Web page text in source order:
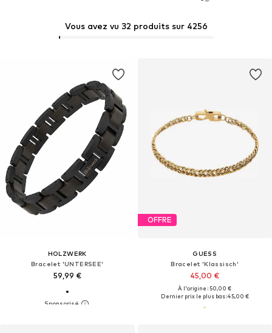
HOLZWERK
Bracelet 'UNTERSEE'
59,99 €
Vous avez vu 32 produits sur 4256
OFFRE
GUESS
Bracelet 'Klassisch'
45,00 €
À l'origine : 50,00 €
Dernier prix le plus bas :45,00 €